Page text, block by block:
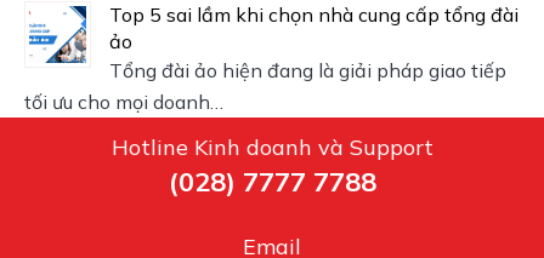
Top 5 sai lầm khi chọn nhà cung cấp tổng đài
ảo
Tổng đài ảo hiện đang là giải pháp giao tiếp
tối ưu cho mọi doanh…
Hotline Kinh doanh và Support
(028) 7777 7788
Email